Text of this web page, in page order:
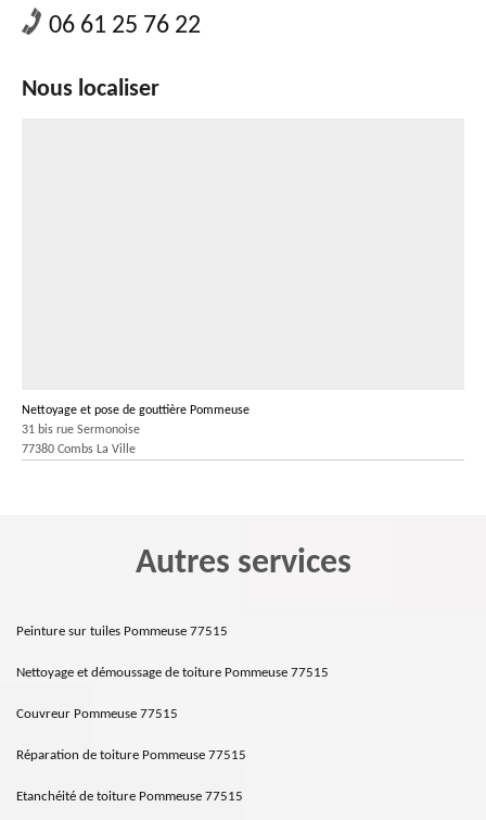
06 61 25 76 22
Nous localiser
Nettoyage et pose de gouttière Pommeuse
31 bis rue Sermonoise
77380 Combs La Ville
Autres services
Peinture sur tuiles Pommeuse 77515
Nettoyage et démoussage de toiture Pommeuse 77515
Couvreur Pommeuse 77515
Réparation de toiture Pommeuse 77515
Etanchéité de toiture Pommeuse 77515